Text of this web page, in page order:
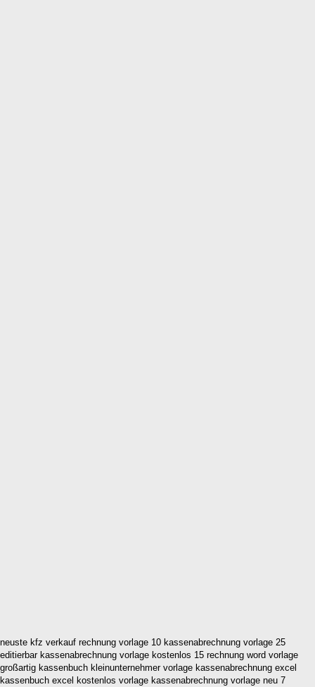
neuste kfz verkauf rechnung vorlage 10 kassenabrechnung vorlage 25
editierbar kassenabrechnung vorlage kostenlos 15 rechnung word vorlage
großartig kassenbuch kleinunternehmer vorlage kassenabrechnung excel
kassenbuch excel kostenlos vorlage kassenabrechnung vorlage neu 7